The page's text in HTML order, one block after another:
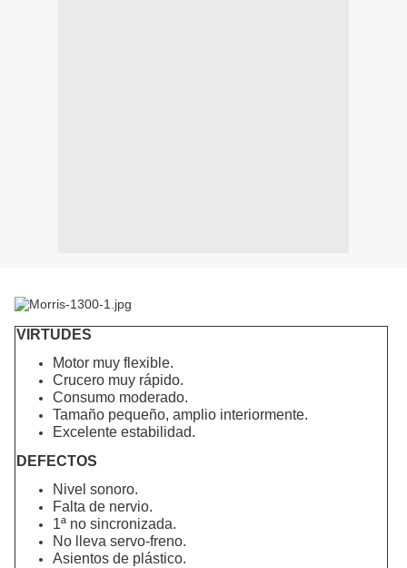
VIRTUDES
Motor muy flexible.
Crucero muy rápido.
Consumo moderado.
Tamaño pequeño, amplio interiormente.
Excelente estabilidad.
DEFECTOS
Nivel sonoro.
Falta de nervio.
1ª no sincronizada.
No lleva servo-freno.
Asientos de plástico.